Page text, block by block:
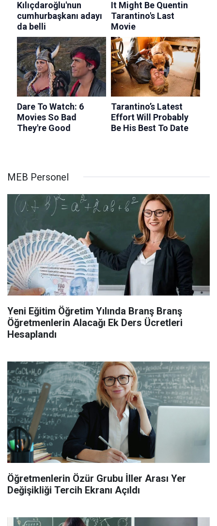
MEB Personel
Yeni Eğitim Öğretim Yılında Branş Branş
Öğretmenlerin Alacağı Ek Ders Ücretleri
Hesaplandı
Öğretmenlerin Özür Grubu İller Arası Yer
Değişikliği Tercih Ekranı Açıldı